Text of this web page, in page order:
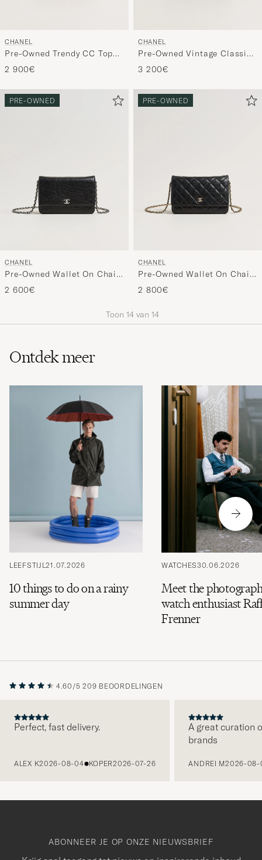
CHANEL
Pre-Owned Trendy CC Top
Handle Bag Coral
2 900€
CHANEL
Pre-Owned Vintage Classic
Flap Bag Lambskin Black
3 200€
PRE-OWNED
CHANEL
Pre-Owned Wallet On Chain
Camelia Lambskin Black
2 600€
PRE-OWNED
CHANEL
Pre-Owned Wallet On Chain
Caviar Leather Black
2 800€
Toon 14 van 14
Ontdek meer
LEEFSTIJL21.07.2026
10 things to do on a rainy
summer day
WATCHES30.06.2026
Meet the
watch enthusiast
Frenner
4.60/5 209 BEOORDELINGEN
Perfect, fast delivery.
ALEX K2026-08-04 KOPER2026-07-26
A great curation
brands
ANDREI M2026-08-
ABONNEER JE OP ONZE NIEUWSBRIEF